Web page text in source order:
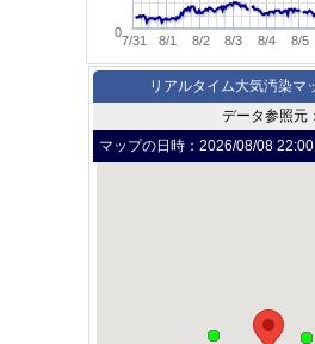
7/31 8/1 8/2 8/3 8/4 8/5
0
リアルタイム大気汚染マ
データ参照元
マップの日時：2026/08/08 22:00